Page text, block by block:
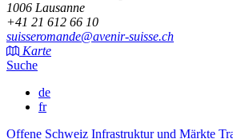
1006 Lausanne
+41 21 612 66 10
suisseromande@avenir-suisse.ch
Karte
Suche
de
fr
Offene Schweiz Infrastruktur und Märkte